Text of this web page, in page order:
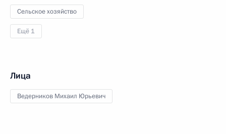
Сельское хозяйство
Ещё 1
Лица
Ведерников Михаил Юрьевич